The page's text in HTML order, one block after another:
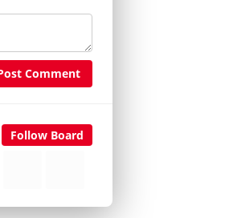
Comment
Follow Board